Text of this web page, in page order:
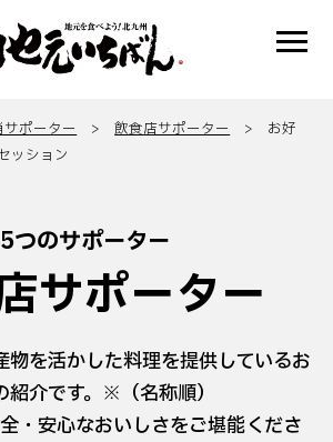
ポーター >飲食店サポーター
> お好
ッション
5つのサポーター
サポーター
物を活かした料理を提供しているお
紹介です。※（名称順）
・安心なおいしさをご堪能くださ